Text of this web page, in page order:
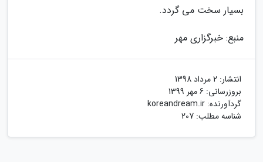
بسیار سخت می گردد.
منبع: خبرگزاری مهر
انتشار: 2 مرداد 1398
بروزرسانی: 6 مهر 1399
گردآورنده: koreandream.ir
شناسه مطلب: 207